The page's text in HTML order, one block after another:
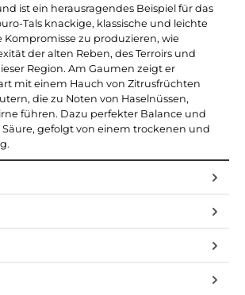
ist ein herausragendes Beispiel für das
Tals knackige, klassische und leichte
Kompromisse zu produzieren, wie
der alten Reben, des Terroirs und
Region. Am Gaumen zeigt er
mit einem Hauch von Zitrusfrüchten
die zu Noten von Haselnüssen,
führen. Dazu perfekter Balance und
gefolgt von einem trockenen und